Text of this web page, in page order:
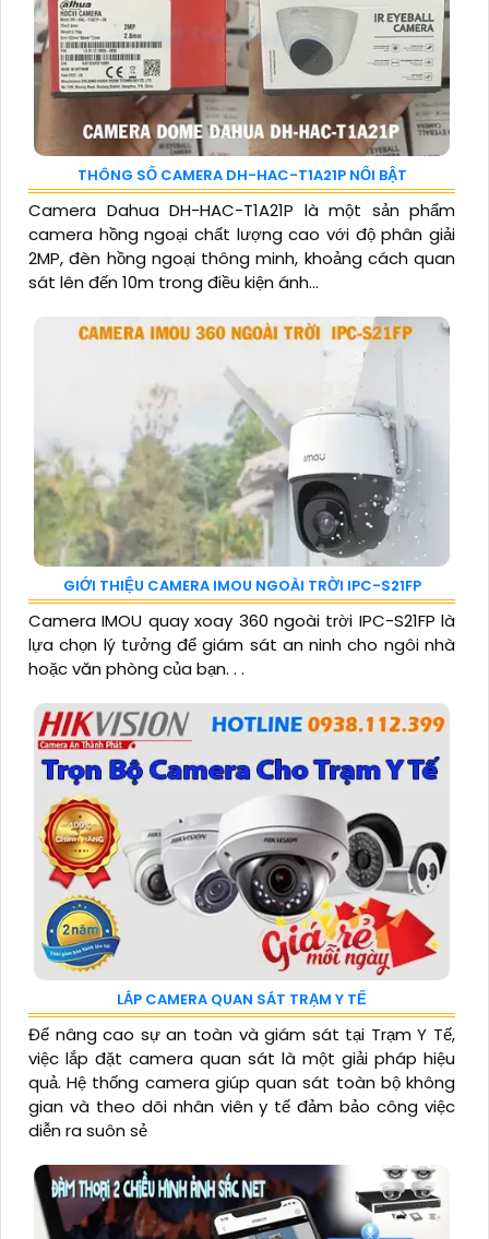
THÔNG SỐ CAMERA DH-HAC-T1A21P NỔI BẬT
Camera Dahua DH-HAC-T1A21P là một sản phẩm
camera hồng ngoại chất lượng cao với độ phân giải
2MP, đèn hồng ngoại thông minh, khoảng cách quan
sát lên đến 10m trong điều kiện ánh...
GIỚI THIỆU CAMERA IMOU NGOÀI TRỜI IPC-S21FP
Camera IMOU quay xoay 360 ngoài trời IPC-S21FP là
lựa chọn lý tưởng để giám sát an ninh cho ngôi nhà
hoặc văn phòng của bạn. . .
LẮP CAMERA QUAN SÁT TRẠM Y TẾ
Để nâng cao sự an toàn và giám sát tại Trạm Y Tế,
việc lắp đặt camera quan sát là một giải pháp hiệu
quả. Hệ thống camera giúp quan sát toàn bộ không
gian và theo dõi nhân viên y tế đảm bảo công việc
diễn ra suôn sẻ